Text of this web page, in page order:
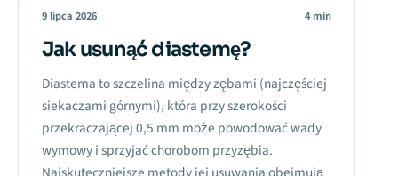
9 lipca 2026 4 min
Jak usunąć diastemę?
Diastema to szczelina między zębami (najczęściej
siekaczami górnymi), która przy szerokości
przekraczającej 0,5 mm może powodować wady
wymowy i sprzyjać chorobom przyzębia.
Najskuteczniejsze metody jej usuwania obejmują